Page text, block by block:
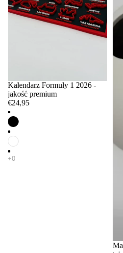
Kalendarz Formuły 1 2026 -
jakość premium
€24,95